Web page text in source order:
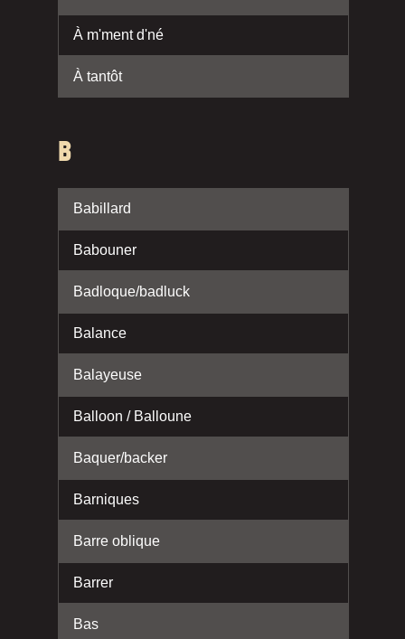
À m'ment d'né
À tantôt
B
Babillard
Babouner
Badloque/badluck
Balance
Balayeuse
Balloon / Balloune
Baquer/backer
Barniques
Barre oblique
Barrer
Bas